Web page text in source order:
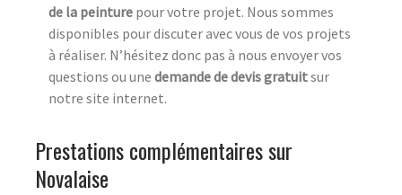
de la peinture pour votre projet. Nous sommes
disponibles pour discuter avec vous de vos projets
à réaliser. N’hésitez donc pas à nous envoyer vos
questions ou une demande de devis gratuitsur
notre site internet.
Prestations complémentaires sur
Novalaise